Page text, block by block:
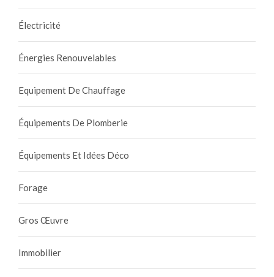
Électricité
Énergies Renouvelables
Equipement De Chauffage
Équipements De Plomberie
Équipements Et Idées Déco
Forage
Gros Œuvre
Immobilier